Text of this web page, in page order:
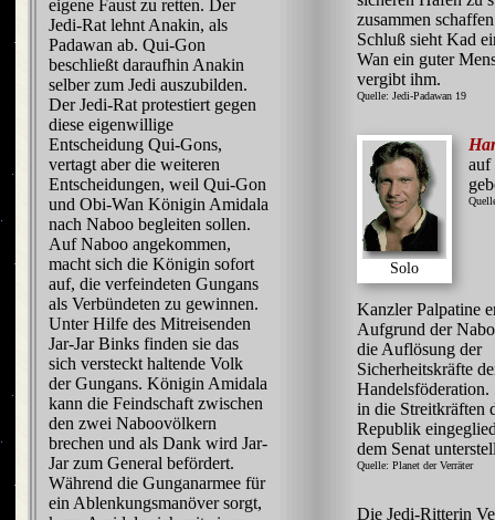
eigene Faust zu retten. Der
Jedi-Rat lehnt Anakin, als
Padawan ab. Qui-Gon
beschließt daraufhin Anakin
selber zum Jedi auszubilden.
Der Jedi-Rat protestiert gegen
diese eigenwillige
Entscheidung Qui-Gons,
vertagt aber die weiteren
Entscheidungen, weil Qui-Gon
und Obi-Wan Königin Amidala
nach Naboo begleiten sollen.
Auf Naboo angekommen,
macht sich die Königin sofort
auf, die verfeindeten Gungans
als Verbündeten zu gewinnen.
Unter Hilfe des Mitreisenden
Jar-Jar Binks finden sie das
sich versteckt haltende Volk
der Gungans. Königin Amidala
kann die Feindschaft zwischen
den zwei Naboovölkern
brechen und als Dank wird Jar-
Jar zum General befördert.
Während die Gunganarmee für
ein Ablenkungsmanöver sorgt,
zusammen
Schluß sieht Kad
Wan ein guter
vergibt ihm.
Quelle: Jedi-Padawan 19
Solo
auf
Kanzler Palpatine
Aufgrund der
die Auflösung der
Sicherheitskräfte
Handelsföderation.
in die Streitkräften
Republik
dem Senat
Quelle: Planet der Verräter
Die Jedi-Ritterin